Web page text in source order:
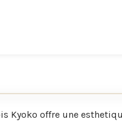
à l'élégance zen du lit
Kyoko offre une